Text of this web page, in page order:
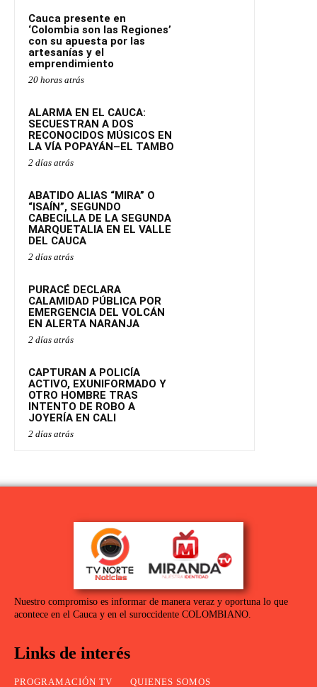
Cauca presente en
‘Colombia son las Regiones’
con su apuesta por las
artesanías y el
emprendimiento
20 horas atrás
ALARMA EN EL CAUCA:
SECUESTRAN A DOS
RECONOCIDOS MÚSICOS EN
LA VÍA POPAYÁN–EL TAMBO
2 días atrás
ABATIDO ALIAS “MIRA” O
“ISAÍN”, SEGUNDO
CABECILLA DE LA SEGUNDA
MARQUETALIA EN EL VALLE
DEL CAUCA
2 días atrás
PURACÉ DECLARA
CALAMIDAD PÚBLICA POR
EMERGENCIA DEL VOLCÁN
EN ALERTA NARANJA
2 días atrás
CAPTURAN A POLICÍA
ACTIVO, EXUNIFORMADO Y
OTRO HOMBRE TRAS
INTENTO DE ROBO A
JOYERÍA EN CALI
2 días atrás
Nuestro compromiso es informar de manera veraz y oportuna lo que
acontece en el Cauca y en el suroccidente COLOMBIANO.
Links de interés
PROGRAMACIÓN TV QUIENES SOMOS